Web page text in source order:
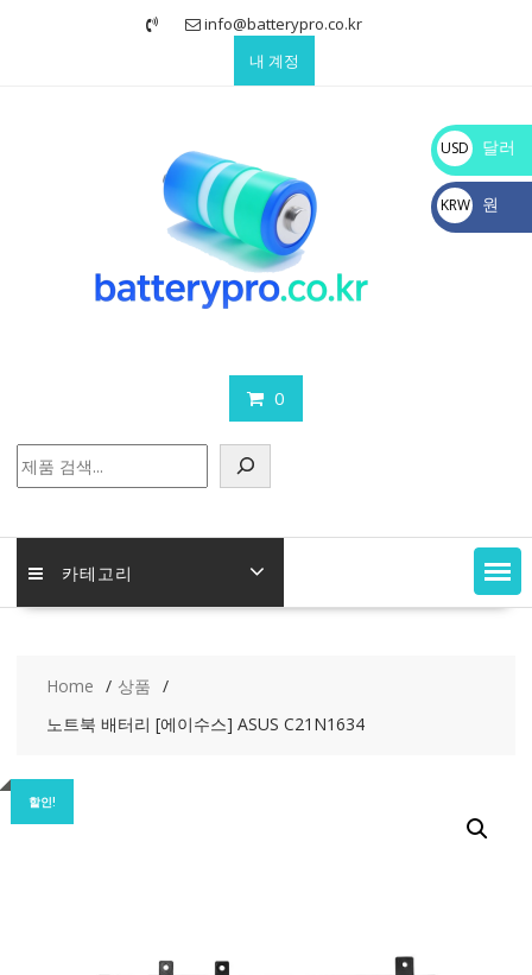
info@batterypro.co.kr
내 계정
0
색
카테고리
Home
상품
노트북 배터리 [에이수스] ASUS C21N1634
할인!
USD
$
달러
KRW
₩
원